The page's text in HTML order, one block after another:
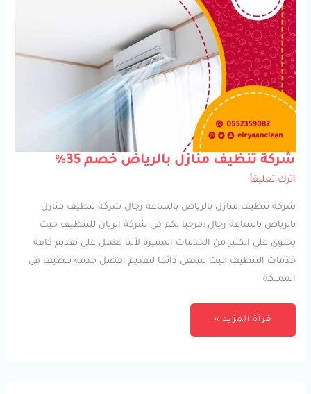
شركة تنظيف منازل بالرياض خصم 35%
اترك تعليقاً
شركة تنظيف منازل بالرياض بالساعة رجال شركة تنظيف منازل
بالرياض بالساعة رجال :مرحبا بكم في شركة الريان للتنظيف حيث
يحتوي علي الكثير من الخدمات المميزة لأننا تعمل علي تقديم كافة
خدمات التنظيف حيث نسعي دائما لتقديم افضل خدمة تنظيف في
المملكة
شركة
تنظيف
منازل
بالرياض
35%
قرأة المزيد »